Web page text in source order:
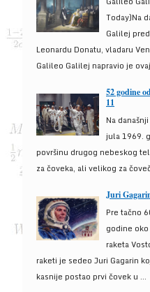
Today)Na
Galilej
Leonardu Donatu, vladaru
Galileo Galilej napravio je
52 godine
11
Na
jula 1969.
površinu drugog nebeskog
za čoveka, ali velikog za
Juri
Pre tačno
godine
raketa
raketi je sedeo Juri Gagarin
kasnije postao prvi čovek u ...